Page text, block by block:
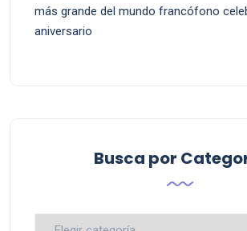
más grande del mundo francófono
aniversario
Busca por
Busca